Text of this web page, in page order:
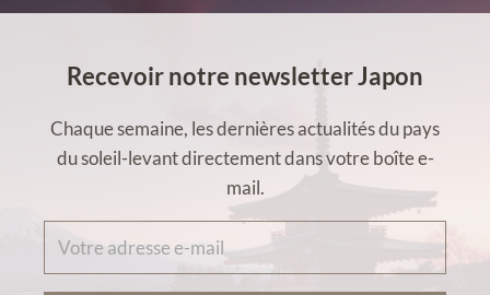
Recevoir notre newsletter Japon
Chaque semaine, les dernières actualités du pays
du soleil-levant directement dans votre boîte e-
mail.